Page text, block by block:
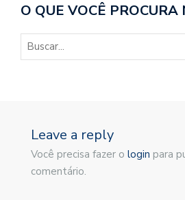
O QUE VOCÊ PROCURA
Leave a reply
Você precisa fazer o login para
comentário.